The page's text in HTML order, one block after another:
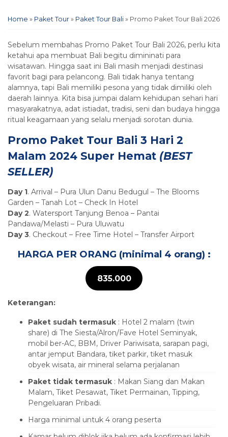
Home » Paket Tour » Paket Tour Bali » Promo Paket Tour Bali 2026
Sebelum membahas Promo Paket Tour Bali 2026, perlu kita
ketahui apa membuat Bali begitu dimininati para
wisatawan. Hingga saat ini Bali masih menjadi destinasi
favorit bagi para pelancong. Bali tidak hanya tentang
alamnya, tapi Bali memiliki pesona yang tidak dimiliki oleh
daerah lainnya. Kita bisa jumpai dalam kehidupan sehari hari
masyarakatnya, adat istiadat, tradisi, seni dan budaya hingga
ritual keagamaan yang selalu menjadi sorotan dunia.
Promo Paket Tour Bali 3 Hari 2
Malam 2024 Super Hemat (BEST
SELLER)
Day 1. Arrival – Pura Ulun Danu Bedugul – The Blooms
Garden – Tanah Lot – Check In Hotel
Day 2. Watersport Tanjung Benoa – Pantai
Pandawa/Melasti – Pura Uluwatu
Day 3. Checkout – Free Time Hotel – Transfer Airport
HARGA PER ORANG (minimal 4 orang) :
835.000
Keterangan:
Paket sudah termasuk : Hotel 2 malam (twin
share) di The Siesta/Alron/Fave Hotel Seminyak,
mobil ber-AC, BBM, Driver Pariwisata, sarapan pagi,
antar jemput Bandara, tiket parkir, tiket masuk
obyek wisata, air mineral selama perjalanan
Paket tidak termasuk : Makan Siang dan Makan
Malam, Tiket Pesawat, Tiket Permainan, Tipping,
Pengeluaran Pribadi.
Harga minimal untuk 4 orang peserta